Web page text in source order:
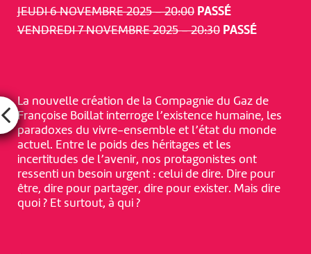
JEUDI 6 NOVEMBRE 2025 – 20:00 PASSÉ
VENDREDI 7 NOVEMBRE 2025 – 20:30 PASSÉ
La nouvelle création de la Compagnie du Gaz de
Françoise Boillat interroge l’existence humaine, les
paradoxes du vivre-ensemble et l’état du monde
actuel. Entre le poids des héritages et les
incertitudes de l’avenir, nos protagonistes ont
ressenti un besoin urgent : celui de dire. Dire pour
être, dire pour partager, dire pour exister. Mais dire
quoi ? Et surtout, à qui ?